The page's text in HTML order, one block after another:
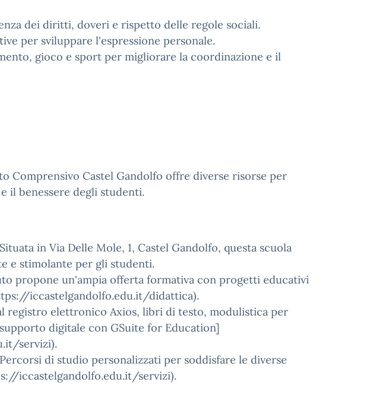
dei diritti, doveri e rispetto delle regole sociali.
per sviluppare l'espressione personale.
gioco e sport per migliorare la coordinazione e il
Comprensivo Castel Gandolfo offre diverse risorse per
il benessere degli studenti.
in Via Delle Mole, 1, Castel Gandolfo, questa scuola
e stimolante per gli studenti.
propone un'ampia offerta formativa con progetti educativi
iccastelgandolfo.edu.it/didattica).
registro elettronico Axios, libri di testo, modulistica per
digitale con GSuite for Education]
servizi).
di studio personalizzati per soddisfare le diverse
iccastelgandolfo.edu.it/servizi).